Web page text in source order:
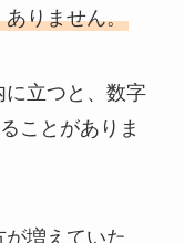
ありません。
立つと、数字
ことがありま
増えていた